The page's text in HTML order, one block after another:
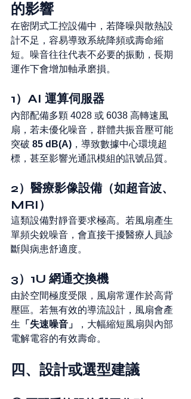
的影響
在密閉式工控設備中，若降噪與散熱設
計不足，容易導致系統降頻或壽命縮
短。噪音往往代表不必要的振動，長期
運作下會增加軸承磨損。
1）AI 運算伺服器
內部配備多顆 4028 或 6038 高轉速風
扇，若未優化噪音，群體共振音壓可能
突破 85 dB(A) ，導致數據中心環境超
標，甚至影響光通訊模組的訊號品質。
2）醫療影像設備（如超音波、
MRI）
這類設備對靜音要求極高。若風扇產生
單頻尖銳噪音，會直接干擾醫療人員診
斷與病患舒適度。
3）1U 網通交換機
由於空間極度受限，風扇常運作於高背
壓區。若無有效的導流設計，風扇會產
生 「失速噪音」
，大幅縮短風扇與內部
電解電容的有效壽命。
四、設計或選型建議